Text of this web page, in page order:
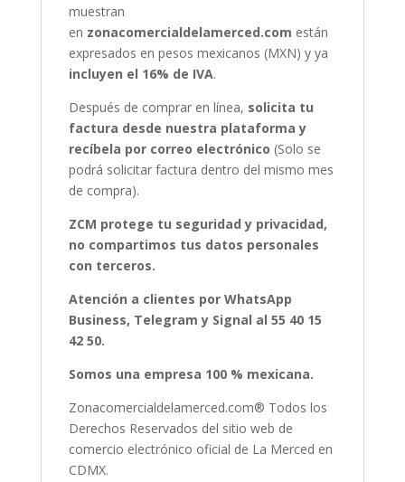
muestran
en zonacomercialdelamerced.com están
expresados en pesos mexicanos (MXN) y ya
incluyen el 16% de IVA.
Después de comprar en línea, solicita tu
factura desde nuestra plataforma y
recíbela por correo electrónico (Solo se
podrá solicitar factura dentro del mismo mes
de compra).
ZCM protege tu seguridad y privacidad,
no compartimos tus datos personales
con terceros.
Atención a clientes por WhatsApp
Business, Telegram y Signal al 55 40 15
42 50.
Somos una empresa 100 % mexicana.
Zonacomercialdelamerced.com® Todos los
Derechos Reservados del sitio web de
comercio electrónico oficial de La Merced en
CDMX.